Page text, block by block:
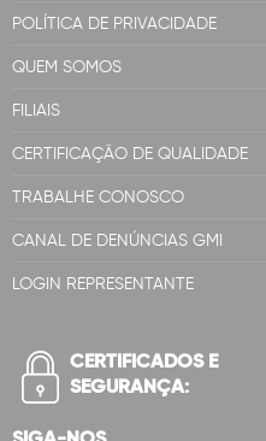
POLÍTICA DE PRIVACIDADE
QUEM SOMOS
FILIAIS
CERTIFICAÇÃO DE QUALIDADE
TRABALHE CONOSCO
CANAL DE DENÚNCIAS GMI
LOGIN REPRESENTANTE
CERTIFICADOS E
SEGURANÇA: